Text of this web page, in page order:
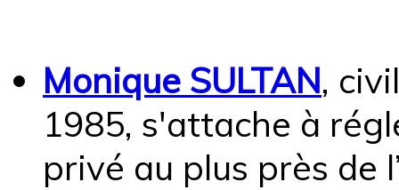
Monique SULTAN,
1985, s'attache à
privé au plus près de